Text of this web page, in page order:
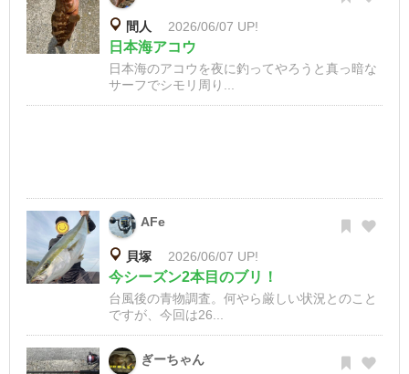
間人 2026/06/07 UP!
日本海アコウ
日本海のアコウを夜に釣ってやろうと真っ暗な
サーフでシモリ周り...
AFe
貝塚 2026/06/07 UP!
今シーズン2本目のブリ！
台風後の青物調査。何やら厳しい状況とのこと
ですが、今回は26...
ぎーちゃん